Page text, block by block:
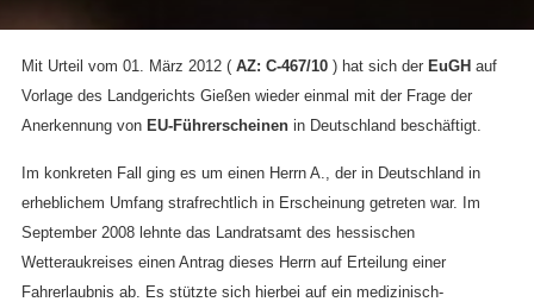
Mit Urteil vom 01. März 2012 (AZ: C-467/10 ) hat sich der EuGH auf
Vorlage des Landgerichts Gießen wieder einmal mit der Frage der
Anerkennung von EU-Führerscheinen in Deutschland beschäftigt.
Im konkreten Fall ging es um einen Herrn A., der in Deutschland in
erheblichem Umfang strafrechtlich in Erscheinung getreten war. Im
September 2008 lehnte das Landratsamt des hessischen
Wetteraukreises einen Antrag dieses Herrn auf Erteilung einer
Fahrerlaubnis ab. Es stützte sich hierbei auf ein medizinisch-